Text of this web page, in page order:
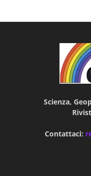
Scienza,
Contattaci: